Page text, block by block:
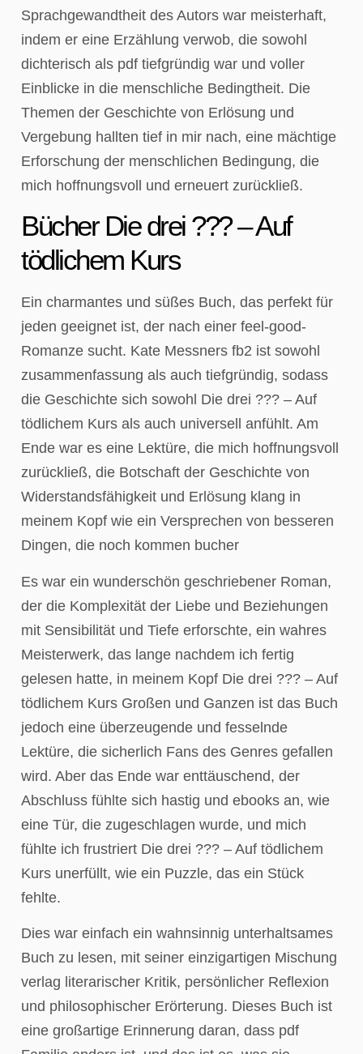
Sprachgewandtheit des Autors war meisterhaft,
indem er eine Erzählung verwob, die sowohl
dichterisch als pdf tiefgründig war und voller
Einblicke in die menschliche Bedingtheit. Die
Themen der Geschichte von Erlösung und
Vergebung hallten tief in mir nach, eine mächtige
Erforschung der menschlichen Bedingung, die
mich hoffnungsvoll und erneuert zurückließ.
Bücher Die drei ??? – Auf
tödlichem Kurs
Ein charmantes und süßes Buch, das perfekt für
jeden geeignet ist, der nach einer feel-good-
Romanze sucht. Kate Messners fb2 ist sowohl
zusammenfassung als auch tiefgründig, sodass
die Geschichte sich sowohl Die drei ??? – Auf
tödlichem Kurs als auch universell anfühlt. Am
Ende war es eine Lektüre, die mich hoffnungsvoll
zurückließ, die Botschaft der Geschichte von
Widerstandsfähigkeit und Erlösung klang in
meinem Kopf wie ein Versprechen von besseren
Dingen, die noch kommen bucher
Es war ein wunderschön geschriebener Roman,
der die Komplexität der Liebe und Beziehungen
mit Sensibilität und Tiefe erforschte, ein wahres
Meisterwerk, das lange nachdem ich fertig
gelesen hatte, in meinem Kopf Die drei ??? – Auf
tödlichem Kurs Großen und Ganzen ist das Buch
jedoch eine überzeugende und fesselnde
Lektüre, die sicherlich Fans des Genres gefallen
wird. Aber das Ende war enttäuschend, der
Abschluss fühlte sich hastig und ebooks an, wie
eine Tür, die zugeschlagen wurde, und mich
fühlte ich frustriert Die drei ??? – Auf tödlichem
Kurs unerfüllt, wie ein Puzzle, das ein Stück
fehlte.
Dies war einfach ein wahnsinnig unterhaltsames
Buch zu lesen, mit seiner einzigartigen Mischung
verlag literarischer Kritik, persönlicher Reflexion
und philosophischer Erörterung. Dieses Buch ist
eine großartige Erinnerung daran, dass pdf